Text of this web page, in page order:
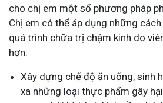
cho chị em một số phương pháp
Chị em có thể áp dụng những
quá trình chữa trị chậm kinh do
hơn:
Xây dựng chế độ ăn uống, sinh
xa những loại thực phẩm gây